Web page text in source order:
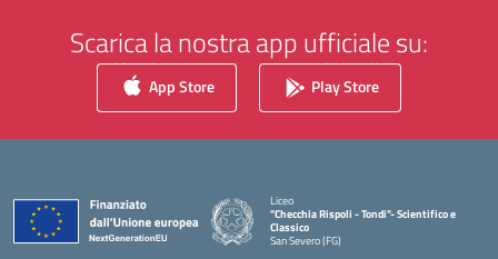
Scarica la nostra app ufficiale su:
App Store Play Store
Liceo
"Checchia Rispoli - Tondi"- Scientifico e
Classico
San Severo (FG)